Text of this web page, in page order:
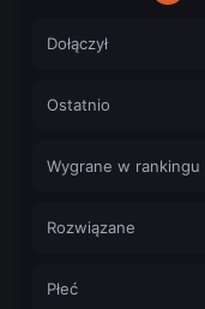
Dołączył
Ostatnio
Wygrane w rankingu
Rozwiązane
Płeć